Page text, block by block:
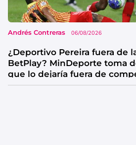
Andrés Contreras 06/08/2026
¿Deportivo Pereira fuera de
BetPlay? MinDeporte toma
que lo dejaría fuera de